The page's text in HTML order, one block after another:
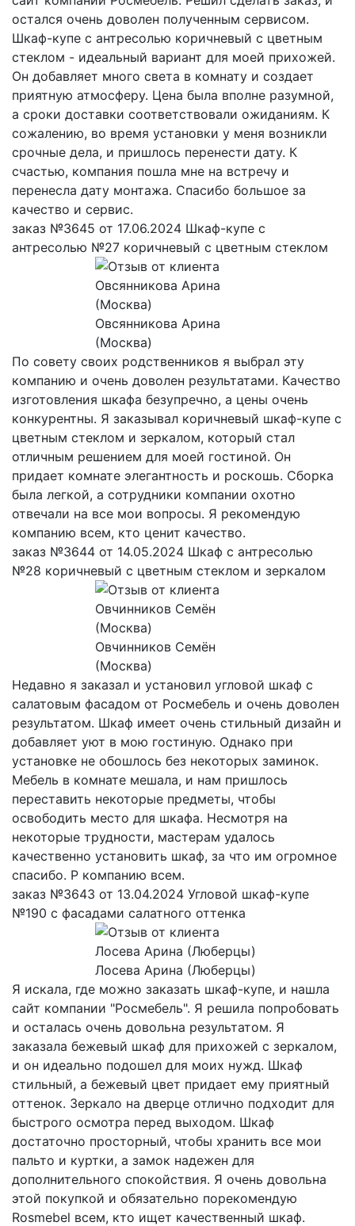
остался очень доволен полученным сервисом.
Шкаф-купе с антресолью коричневый с цветным
стеклом - идеальный вариант для моей прихожей.
Он добавляет много света в комнату и создает
приятную атмосферу. Цена была вполне разумной,
а сроки доставки соответствовали ожиданиям. К
сожалению, во время установки у меня возникли
срочные дела, и пришлось перенести дату. К
счастью, компания пошла мне на встречу и
перенесла дату монтажа. Спасибо большое за
качество и сервис.
заказ №3645 от 17.06.2024 Шкаф-купе с
антресолью №27 коричневый с цветным стеклом
Овсянникова Арина
(Москва)
По совету своих родственников я выбрал эту
компанию и очень доволен результатами. Качество
изготовления шкафа безупречно, а цены очень
конкурентны. Я заказывал коричневый шкаф-купе с
цветным стеклом и зеркалом, который стал
отличным решением для моей гостиной. Он
придает комнате элегантность и роскошь. Сборка
была легкой, а сотрудники компании охотно
отвечали на все мои вопросы. Я рекомендую
компанию всем, кто ценит качество.
заказ №3644 от 14.05.2024 Шкаф с антресолью
№28 коричневый с цветным стеклом и зеркалом
Овчинников Семён
(Москва)
Недавно я заказал и установил угловой шкаф с
салатовым фасадом от Росмебель и очень доволен
результатом. Шкаф имеет очень стильный дизайн и
добавляет уют в мою гостиную. Однако при
установке не обошлось без некоторых заминок.
Мебель в комнате мешала, и нам пришлось
переставить некоторые предметы, чтобы
освободить место для шкафа. Несмотря на
некоторые трудности, мастерам удалось
качественно установить шкаф, за что им огромное
спасибо. Р компанию всем.
заказ №3643 от 13.04.2024 Угловой шкаф-купе
№190 с фасадами салатного оттенка
Лосева Арина (Люберцы)
Я искала, где можно заказать шкаф-купе, и нашла
сайт компании "Росмебель". Я решила попробовать
и осталась очень довольна результатом. Я
заказала бежевый шкаф для прихожей с зеркалом,
и он идеально подошел для моих нужд. Шкаф
стильный, а бежевый цвет придает ему приятный
оттенок. Зеркало на дверце отлично подходит для
быстрого осмотра перед выходом. Шкаф
достаточно просторный, чтобы хранить все мои
пальто и куртки, а замок надежен для
дополнительного спокойствия. Я очень довольна
этой покупкой и обязательно порекомендую
Rosmebel всем, кто ищет качественный шкаф.